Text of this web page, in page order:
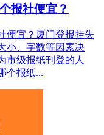
报社便宜？
便宜？厦门登报挂失
小、字数等因素决
市级报纸刊登的人
个报纸...